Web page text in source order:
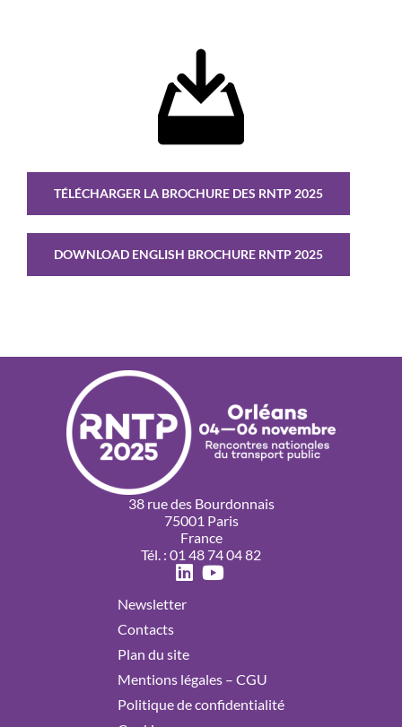
TÉLÉCHARGER LA BROCHURE DES RNTP 2025
DOWNLOAD ENGLISH BROCHURE RNTP 2025
38 rue des Bourdonnais
75001 Paris
France
Tél. : 01 48 74 04 82
Newsletter
Contacts
Plan du site
Mentions légales – CGU
Politique de confidentialité